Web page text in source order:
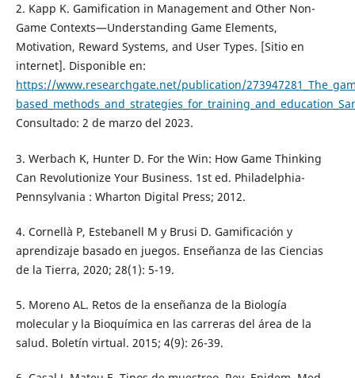
2. Kapp K. Gamification in Management and Other Non-
Game Contexts—Understanding Game Elements,
Motivation, Reward Systems, and User Types. [Sitio en
internet]. Disponible en:
https://www.researchgate.net/publication/
Consultado: 2 de marzo del 2023.
3. Werbach K, Hunter D. For the Win: How Game Thinking
Can Revolutionize Your Business. 1st ed. Philadelphia-
Pennsylvania : Wharton Digital Press; 2012.
4. Cornellà P, Estebanell M y Brusi D. Gamificación y
aprendizaje basado en juegos. Enseñanza de las Ciencias
de la Tierra, 2020; 28(1): 5-19.
5. Moreno AL. Retos de la enseñanza de la Biología
molecular y la Bioquímica en las carreras del área de la
salud. Boletín virtual. 2015; 4(9): 26-39.